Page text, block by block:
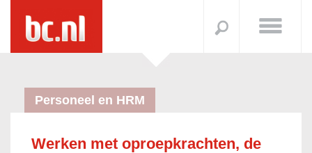
Personeel en HRM
Werken met oproepkrachten, de